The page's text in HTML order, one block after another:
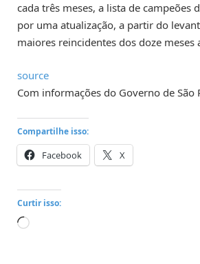
cada três meses, a lista de campeões
por uma atualização, a partir do
maiores reincidentes dos doze meses
source
Com informações do Governo de São
Compartilhe isso:
Facebook X
Curtir isso:
Carregando...